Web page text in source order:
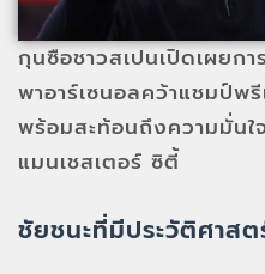
กุนซือชาวสเปนเปิดเผยก
พาอาร์เซนอลคว้าแชมป์
พร้อมสะท้อนถึงความมั่น
แมนเชสเตอร์ ซิตี้
ชัยชนะที่มีประวัติศาสต